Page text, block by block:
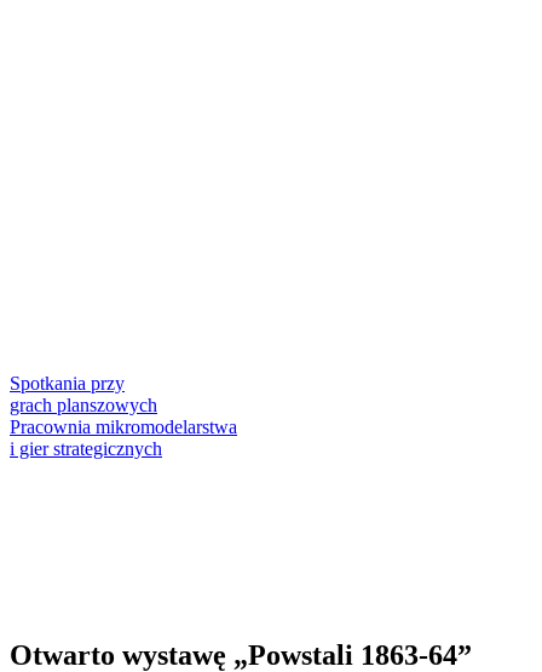
Spotkania przy
grach planszowych
Pracownia mikromodelarstwa
i gier strategicznych
Otwarto wystawę „Powstali 1863-64”